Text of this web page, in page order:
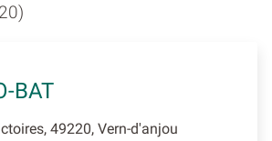
BAT
49220, Vern-d'anjou